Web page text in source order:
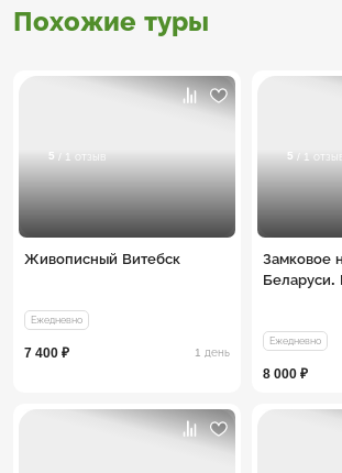
Похожие туры
5 / 1 отзыв
Живописный Витебск
Ежедневно
7 400 ₽ 1 день
5 / 1 отзыв
Замковое
Ежедневно
8 000 ₽